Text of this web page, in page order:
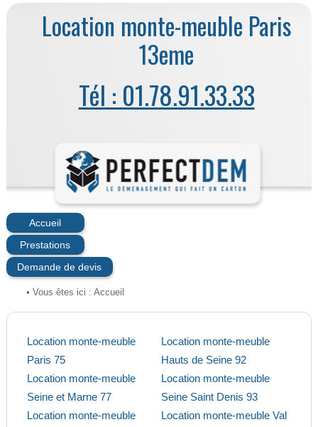
Location monte-meuble Paris
13eme
Tél : 01.78.91.33.33
Accueil
Prestations
Demande de devis
• Vous êtes ici : Accueil
Location monte-meuble
Paris 75
Location monte-meuble
Seine et Marne 77
Location monte-meuble
Location monte-meuble
Hauts de Seine 92
Location monte-meuble
Seine Saint Denis 93
Location monte-meuble Val